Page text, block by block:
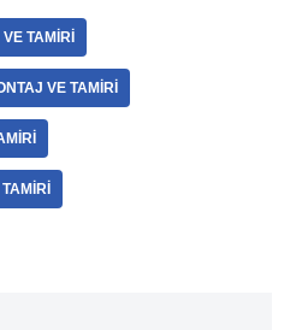
TAMIRI
VE TAMIRI